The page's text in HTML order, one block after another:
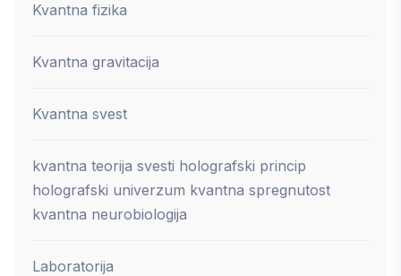
Kvantna fizika
Kvantna gravitacija
Kvantna svest
kvantna teorija svesti holografski princip
holografski univerzum kvantna spregnutost
kvantna neurobiologija
Laboratorija